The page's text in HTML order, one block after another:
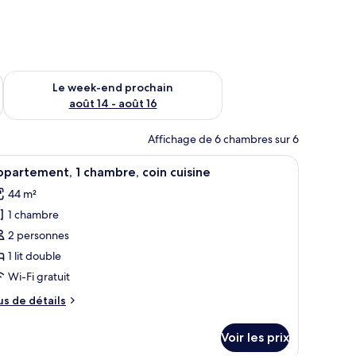
août 7 - août 9
Le week-end prochain
août 14 - août 16
Vérifier la disponibilité pour le week-end prochain août 14 -
Affichage de 6 chambres sur 6
de chevet, une commode et une fenêtre.
:
Un salon moderne doté d’un téléviseur à
6 1 chambre, coin cuisine
44 m²
1 chambre
2 personnes
1 lit double
Wi-Fi gratuit
de détails
Voir les prix